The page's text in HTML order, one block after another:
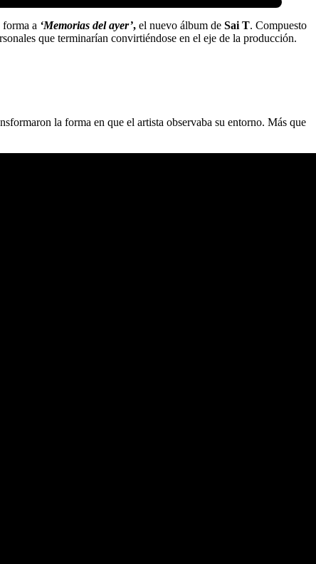
forma a ‘Memorias del ayer’, el nuevo álbum de Sai T. Compuesto
que terminarían convirtiéndose en el eje de la producción.
la forma en que el artista observaba su entorno. Más que